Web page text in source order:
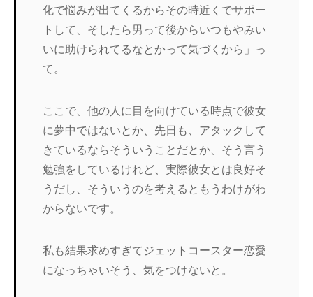
化で悩みが出てくるからその時近くでサポー
トして、そしたら男って後からいつもやみい
いに助けられてるなとかって気づくから」っ
て。
ここで、他の人に目を向けている時点で彼女
に夢中ではないとか、先日も、アタックして
きているならそういうことだとか、そう言う
勉強をしているけれど、実際彼女とは良好そ
うだし、そういうのを考えるともうわけがわ
からないです。
私も結果求めすぎてジェットコースター恋愛
になっちゃいそう、気をつけないと。